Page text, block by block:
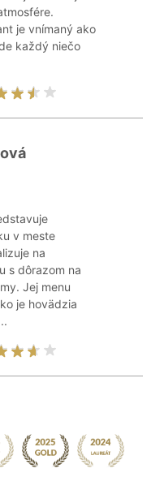
je vnímaný ako
každý niečo
v meste
na
s dôrazom na
Jej menu
je hovädzia